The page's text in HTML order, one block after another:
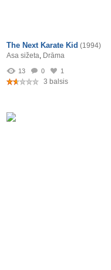
The Next Karate Kid (1994)
Asa sižeta, Drāma
13 0 1
3 balsis